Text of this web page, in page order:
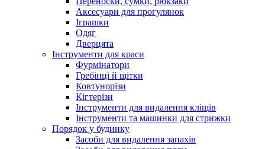
Аксесуари для прогулянок
Іграшки
Одяг
Дверцята
Інструменти для краси
Фурмінатори
Гребінці й щітки
Ковтунорізи
Кігтерізи
Інструменти для видалення кліщів
Інструменти та машинки для стрижки
Порядок у будинку
Засоби для видалення запахів